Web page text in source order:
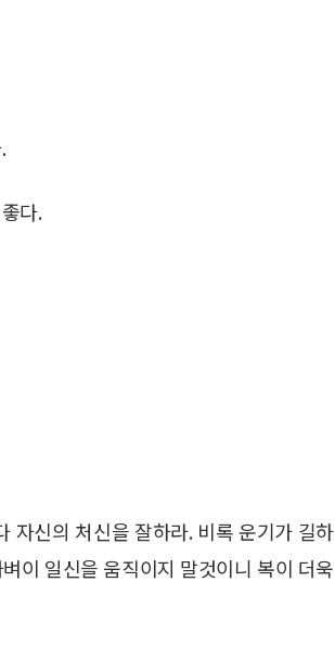
다.
자신의 처신을 잘하라. 비록 운기가 길하
이 일신을 움직이지 말것이니 복이 더욱